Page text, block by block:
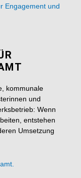
Engagement und
kommunale
und
Wenn
entstehen
Umsetzung